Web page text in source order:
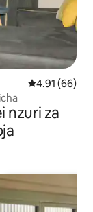
Ukadiriaji wa
4.91 (66)
nzuri za